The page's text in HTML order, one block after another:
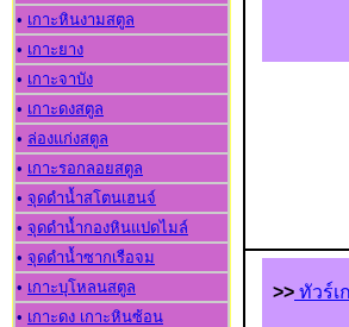
• เกาะหินงามสตูล
• เกาะยาง
• เกาะจาบัง
• เกาะดงสตูล
• ล่องแก่งสตูล
• เกาะรอกลอยสตูล
• จุดดำน้ำสโตนเฮนจ์
• จุดดำน้ำกองหินแปดไมล์
• จุดดำน้ำซากเรือจม
• เกาะบุโหลนสตูล
• เกาะดง เกาะหินซ้อน
>> ทัวร์เ